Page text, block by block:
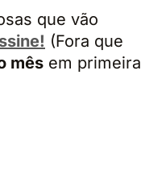
que vão
(Fora que
mês em primeira